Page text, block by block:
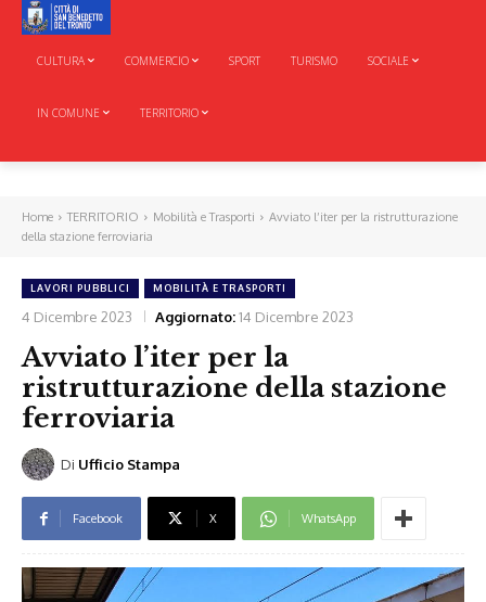
CULTURA COMMERCIO SPORT TURISMO SOCIALE
IN COMUNE TERRITORIO
Home TERRITORIO Mobilità e Trasporti
Avviato l’iter per la ristrutturazione
della stazione ferroviaria
LAVORI PUBBLICI MOBILITÀ E TRASPORTI
4 Dicembre 2023 Aggiornato:14 Dicembre 2023
Avviato l’iter per la
ristrutturazione della stazione
ferroviaria
Di Ufficio Stampa
Facebook X WhatsApp